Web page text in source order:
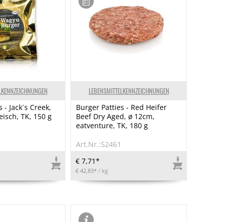
Jack´s Creek,
TK, 150 g
LEBENSMITTELKENNZEICHNUNGEN
Burger Patties - Red Heifer
Beef Dry Aged, ø 12cm,
eatventure, TK, 180 g
Art.Nr.:52461
€ 7,71*
€ 42,83* / kg